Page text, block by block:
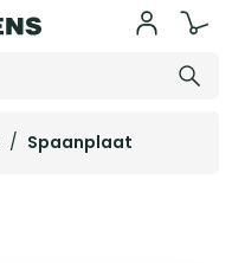
/ Spaanplaat